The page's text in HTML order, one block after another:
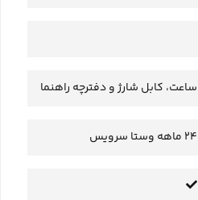
ساعت، کابل شارژ و دفترچه راهنما
24 ماهه وستا سرویس